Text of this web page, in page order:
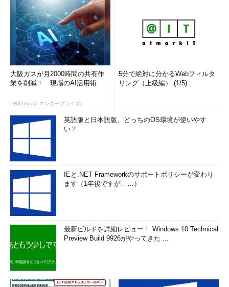
大阪ガスが月2000時間の共有作
業を削減！ 現場のAI活用術
PR(ITmedia エンタープライズ)
5分で絶対に分かるWebフィルタ
リング（上級編） (1/5)
英語版と日本語版、どっちのOS環境が使いやす
い？
IEと.NET Frameworkのサポートポリシーが変わり
ます（1年後ですが……）
最新ビルドを詳細レビュー！ Windows 10 Technical
Preview Build 9926がやってきた ...